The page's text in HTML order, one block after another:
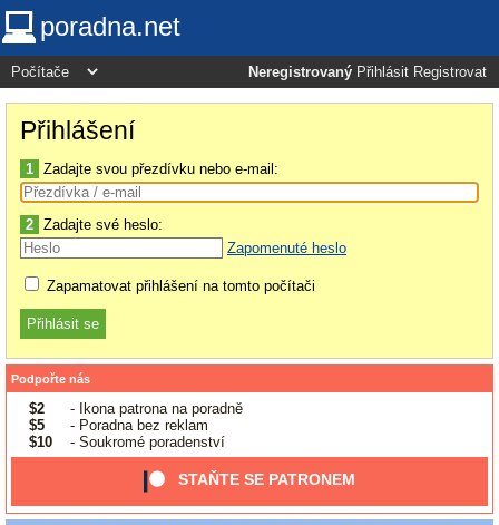
poradna.net
Neregistrovaný Přihlásit Registrovat
Přihlášení
1 Zadajte svou přezdívku nebo e-mail:
2 Zadajte své heslo:
Zapomenuté heslo
Zapamatovat přihlášení na tomto počítači
Podpořte nás
$2
- Ikona patrona na poradně
$5
- Poradna bez reklam
$10
- Soukromé poradenství
STAŇTE SE PATRONEM